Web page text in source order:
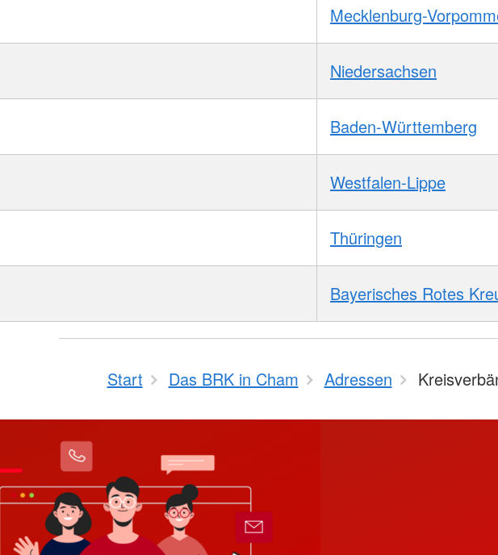
Mecklenburg-
Niedersachsen
Baden-Württemberg
Westfalen-Lippe
Thüringen
Bayerisches Rotes
Start Das BRK in Cham Adressen